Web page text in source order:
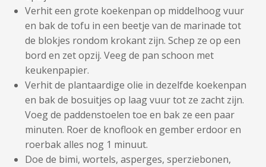
Verhit een grote koekenpan op middelhoog vuur
en bak de tofu in een beetje van de marinade tot
de blokjes rondom krokant zijn. Schep ze op een
bord en zet opzij. Veeg de pan schoon met
keukenpapier.
Verhit de plantaardige olie in dezelfde koekenpan
en bak de bosuitjes op laag vuur tot ze zacht zijn.
Voeg de paddenstoelen toe en bak ze een paar
minuten. Roer de knoflook en gember erdoor en
roerbak alles nog 1 minuut.
Doe de bimi, wortels, asperges, sperziebonen,